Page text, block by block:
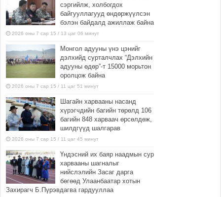
сэргийлж, холбогдох
байгууллагууд өндөржүүлсэн
бэлэн байдалд ажиллаж байна
2026 оны 7 сар 15 / 13 цаг 06 минут
Монгол адууны үнэ цэнийг
дэлхийд сурталчлах “Дэлхийн
адууны өдөр”-т 15000 морьтон
оролцож байна
2026 оны 7 сар 15 / 11 цаг 51 минут
Шагайн харвааны насанд
хүрэгчдийн багийн төрөлд 106
багийн 848 харваач өрсөлдөж,
шилдгүүд шалгарав
2026 оны 7 сар 15 / 11 цаг 45 минут
Үндэсний их баяр наадмын сур
харвааны шагналыг
нийслэлийн Засаг дарга
бөгөөд Улаанбаатар хотын
Захирагч Б.Пүрэвдагва гардууллаа